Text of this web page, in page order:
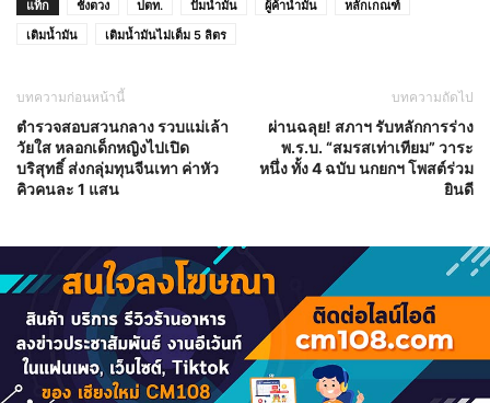
แท็ก ชั่งตวง ปตท. ปั๊มน้ำมัน ผู้ค้าน้ำมัน
หลักเกณฑ์
เติมน้ำมัน
เติมน้ำมันไม่เต็ม 5 ลิตร
บทความก่อนหน้านี้
ตำรวจสอบสวนกลาง รวบแม่เล้า
วัยใส หลอกเด็กหญิงไปเปิด
บริสุทธิ์ ส่งกลุ่มทุนจีนเทา ค่าหัว
คิวคนละ 1 แสน
บทความถัดไป
ผ่านฉลุย! สภาฯ รับหลักการร่าง
พ.ร.บ. “สมรสเท่าเทียม” วาระ
หนึ่ง ทั้ง 4 ฉบับ นกยกฯ โพสต์ร่วม
ยินดี